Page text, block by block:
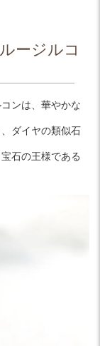
ージルコ
ンは、華やかな
ダイヤの類似石
石の王様である